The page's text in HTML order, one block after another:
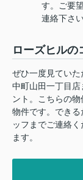
す。ご要
連絡下さい
ローズヒルの
ぜひ一度見てい
中町山田一丁目
ント。こちらの
物件です。でき
ッフまでご連絡
ます。